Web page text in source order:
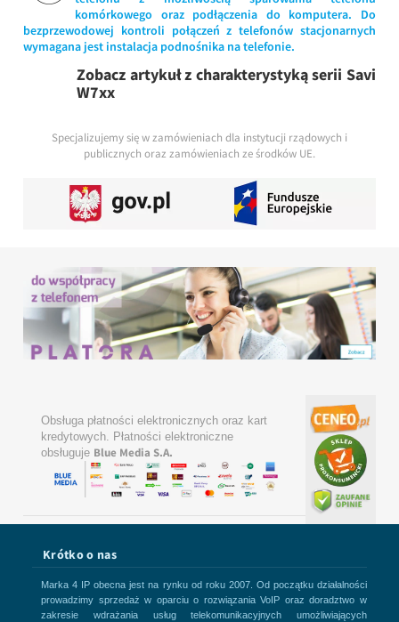
komórkowego oraz podłączenia do komputera. Do
bezprzewodowej kontroli połączeń z telefonów stacjonarnych
wymagana jest instalacja podnośnika na telefonie.
Zobacz artykuł z charakterystyką serii Savi
W7xx
Specjalizujemy się w zamówieniach dla instytucji rządowych i
publicznych oraz zamówieniach ze środków UE.
Obsługa płatności elektronicznych oraz kart
kredytowych. Płatności elektroniczne
obsługuje Blue Media S.A.
Krótko o nas
Marka 4 IP obecna jest na rynku od roku 2007. Od początku działalności
prowadzimy sprzedaż w oparciu o rozwiązania VoIP oraz doradztwo w
zakresie wdrażania usług telekomunikacyjnych umożliwiających